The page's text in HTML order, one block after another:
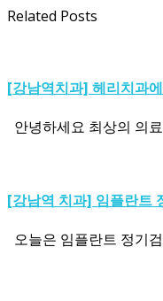
Related Posts
[강남역치과] 헤리치과
안녕하세요 최상의 의
[강남역 치과] 임플란트
오늘은 임플란트 정기